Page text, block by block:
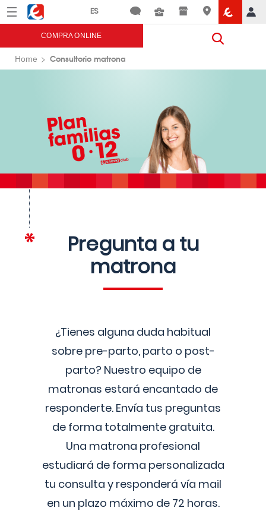
Menú Eroski
COMPRA ONLINE
Home Consultorio matrona
Pregunta a tu
matrona
¿Tienes alguna duda habitual
sobre pre-parto, parto o post-
parto? Nuestro equipo de
matronas estará encantado de
responderte. Envía tus preguntas
de forma totalmente gratuita.
Una matrona profesional
estudiará de forma personalizada
tu consulta y responderá vía mail
en un plazo máximo de 72 horas.